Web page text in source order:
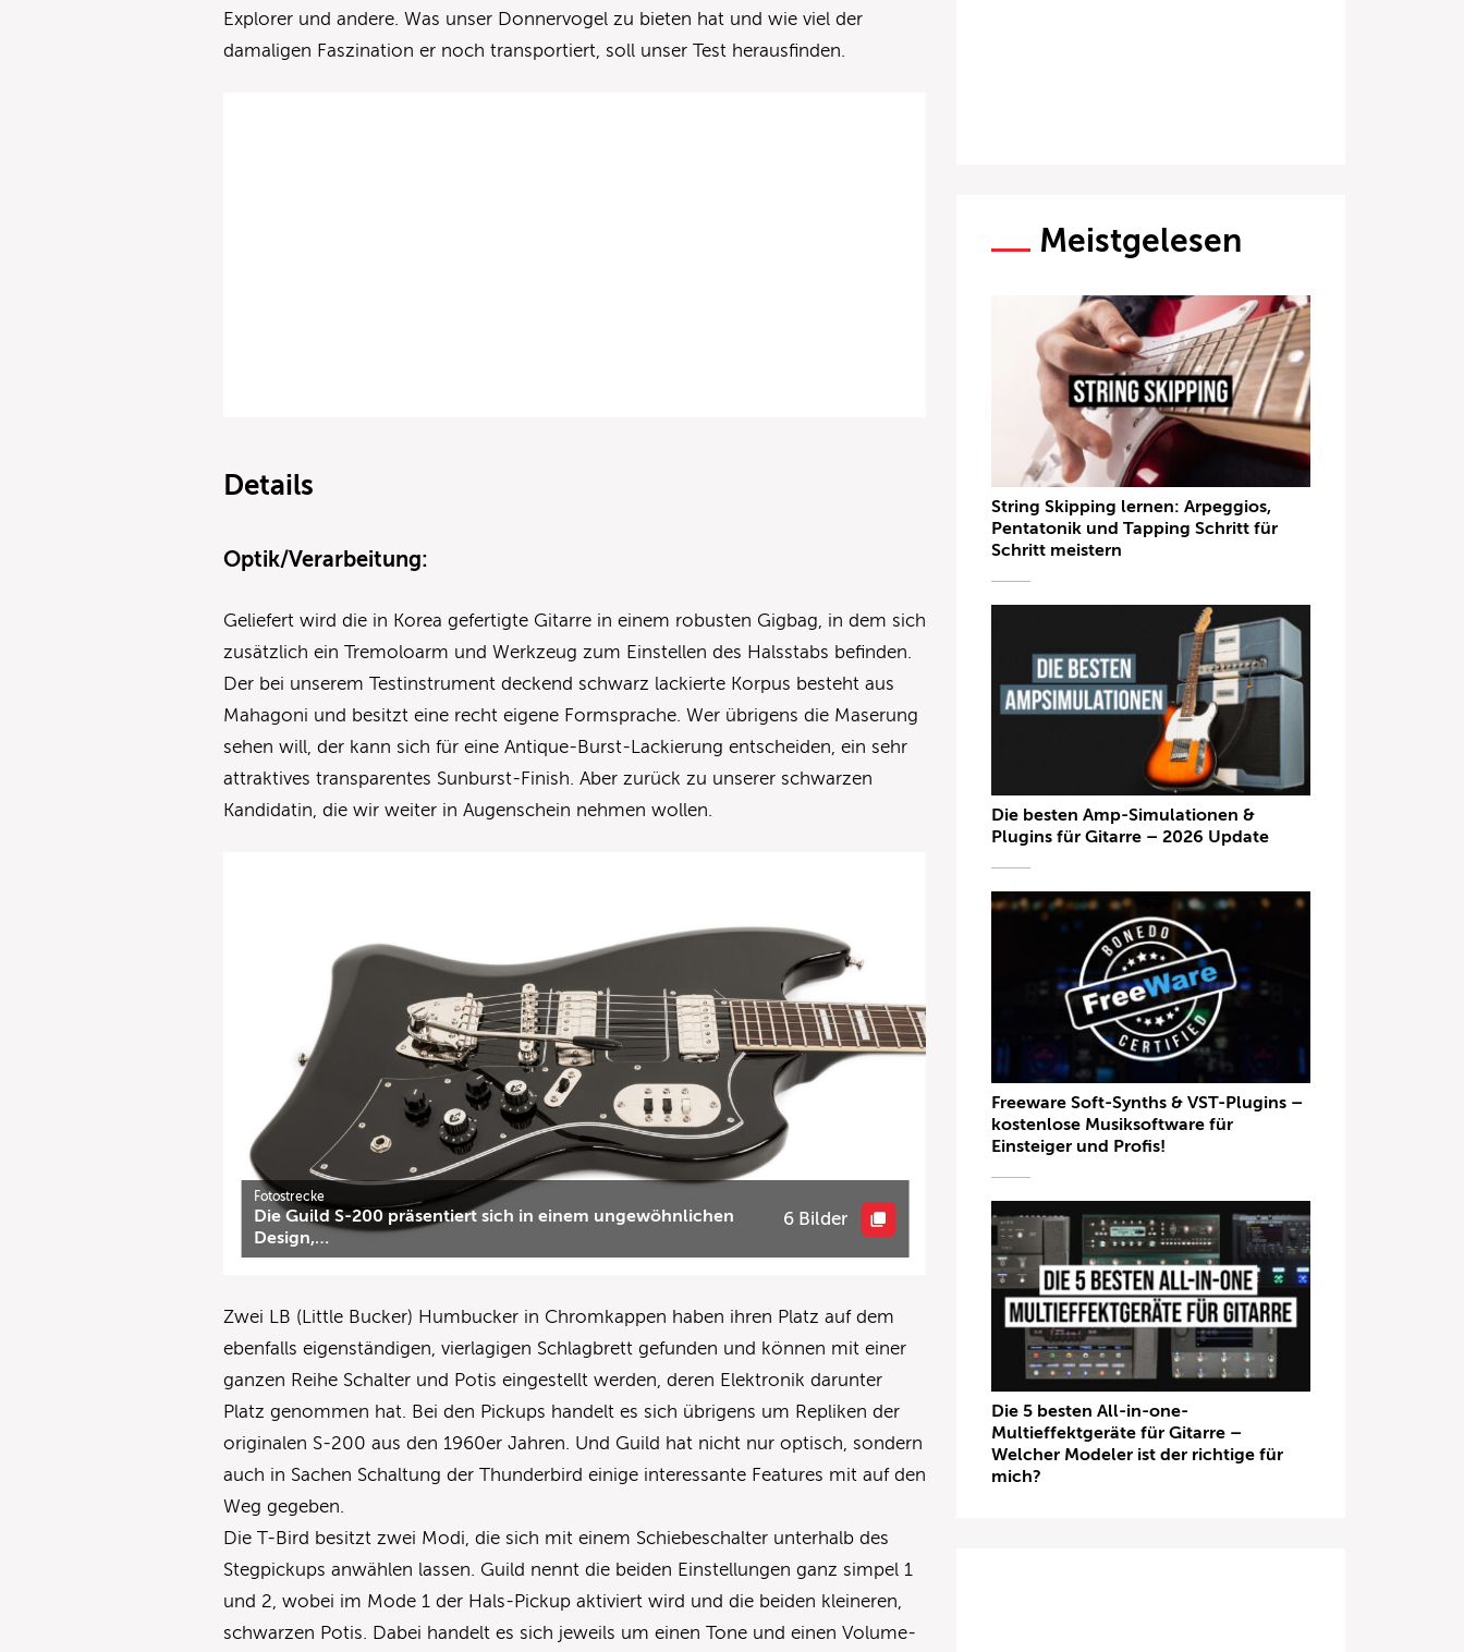
Explorer und andere. Was unser Donnervogel zu bieten hat und wie viel der
damaligen Faszination er noch transportiert, soll unser Test herausfinden.
Details
Optik/Verarbeitung:
Geliefert wird die in Korea gefertigte Gitarre in einem robusten Gigbag, in dem sich
zusätzlich ein Tremoloarm und Werkzeug zum Einstellen des Halsstabs befinden.
Der bei unserem Testinstrument deckend schwarz lackierte Korpus besteht aus
Mahagoni und besitzt eine recht eigene Formsprache. Wer übrigens die Maserung
sehen will, der kann sich für eine Antique-Burst-Lackierung entscheiden, ein sehr
attraktives transparentes Sunburst-Finish. Aber zurück zu unserer schwarzen
Kandidatin, die wir weiter in Augenschein nehmen wollen.
Fotostrecke
Die Guild S-200 präsentiert sich in einem ungewöhnlichen
Design,…
6 Bilder
Zwei LB (Little Bucker) Humbucker in Chromkappen haben ihren Platz auf dem
ebenfalls eigenständigen, vierlagigen Schlagbrett gefunden und können mit einer
ganzen Reihe Schalter und Potis eingestellt werden, deren Elektronik darunter
Platz genommen hat. Bei den Pickups handelt es sich übrigens um Repliken der
originalen S-200 aus den 1960er Jahren. Und Guild hat nicht nur optisch, sondern
auch in Sachen Schaltung der Thunderbird einige interessante Features mit auf den
Weg gegeben.
Die T-Bird besitzt zwei Modi, die sich mit einem Schiebeschalter unterhalb des
Stegpickups anwählen lassen. Guild nennt die beiden Einstellungen ganz simpel 1
und 2, wobei im Mode 1 der Hals-Pickup aktiviert wird und die beiden kleineren,
schwarzen Potis. Dabei handelt es sich jeweils um einen Tone und einen Volume-
Meistgelesen
String Skipping lernen: Arpeggios,
Pentatonik und Tapping Schritt für
Schritt meistern
Die besten Amp-Simulationen &
Plugins für Gitarre – 2026 Update
Freeware Soft-Synths & VST-Plugins –
kostenlose Musiksoftware für
Einsteiger und Profis!
Die 5 besten All-in-one-
Multieffektgeräte für Gitarre –
Welcher Modeler ist der richtige für
mich?